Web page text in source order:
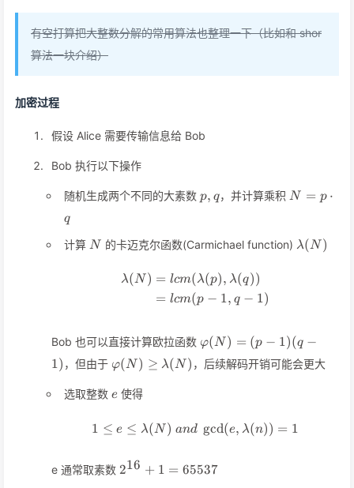
有空打算把大整数分解的常用算法也整理一下（比如和 shor
算法一块介绍）
加密过程
假设 Alice 需要传输信息给 Bob
Bob 执行以下操作
随机生成两个不同的大素数 p,q
p, q，并计算乘积 N =
p\cdot
N = p ⋅
q
计算 N
N 的卡迈克尔函数(Carmichael function) λ(N )
\begin{align*}
λ(N ) = lcm(λ(p), λ(q))
= lcm(p − 1, q − 1)
Bob 也可以直接计算欧拉函数 \varphi(N)=
(p-1)(q-1)
φ(N) = (p − 1)(q −
1) ，但由于 \varphi(N)\geq\lambda(N)
φ(N ) ≥ λ(N ) ，后续解码开销可能会更大
选取整数 e
e 使得
1\leq e\leq \lambda(N)\
1 ≤ e ≤ λ(N ) and gcd(e, λ(n)) = 1
e 通常取素数 2^{16}+1=65537
216 + 1 = 65537